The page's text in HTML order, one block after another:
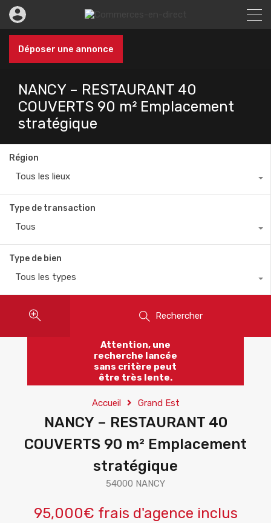
Déposer une annonce
NANCY – RESTAURANT 40
COUVERTS 90 m² Emplacement
stratégique
Région
Tous les lieux
Type de transaction
Tous
Type de bien
Tous les types
Rechercher
Attention, une
recherche lancée
sans critère peut
être très lente.
Accueil Grand Est
NANCY – RESTAURANT 40
COUVERTS 90 m² Emplacement
stratégique
54000 NANCY
95,000€ frais d'agence inclus